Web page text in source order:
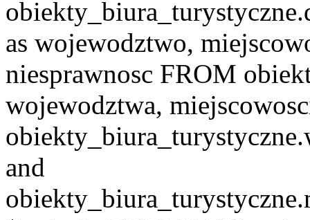
as wojewodztwo,
niesprawnosc FROM
wojewodztwa,
and